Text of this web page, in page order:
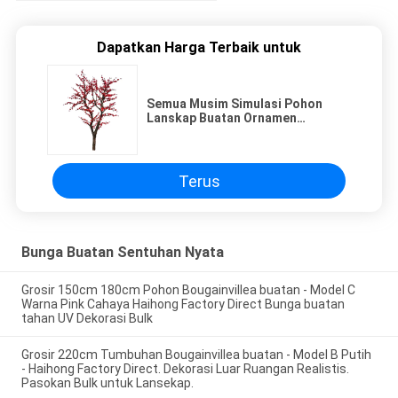
Dapatkan Harga Terbaik untuk
Semua Musim Simulasi Pohon
Lanskap Buatan Ornamen
Terus
Bunga Buatan Sentuhan Nyata
Grosir 150cm 180cm Pohon Bougainvillea buatan - Model C
Warna Pink Cahaya Haihong Factory Direct Bunga buatan
tahan UV Dekorasi Bulk
Grosir 220cm Tumbuhan Bougainvillea buatan - Model B Putih
- Haihong Factory Direct. Dekorasi Luar Ruangan Realistis.
Pasokan Bulk untuk Lansekap.